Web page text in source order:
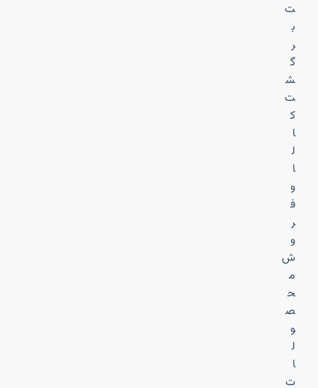
ت
ب
ر
گ
ش
ت
ک
ا
ل
ا
و
ف
ر
و
ش
م
ح
ص
و
ل
ا
ت